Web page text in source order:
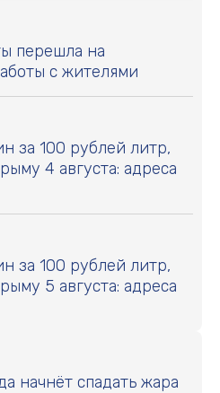
перешла на
с жителями
за 100 рублей литр,
4 августа: адреса
за 100 рублей литр,
5 августа: адреса
начнёт спадать жара